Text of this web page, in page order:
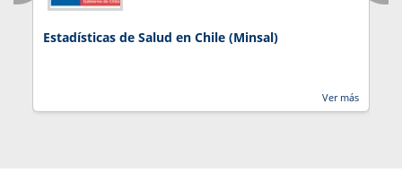
Estadísticas de Salud en Chile (Minsal)
Ver más